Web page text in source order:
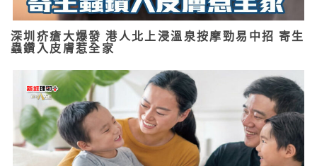
深圳疥瘡大爆發 港人北上浸溫泉按摩勁易中招 寄生
蟲鑽入皮膚惹全家